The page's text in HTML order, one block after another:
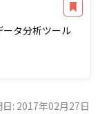
タ分析ツール
日: 2017年02月27日